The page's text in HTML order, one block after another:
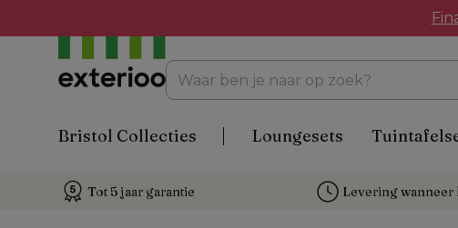
Bristol Collecties Loungesets
Tot 5 jaar garantie Levering wanneer